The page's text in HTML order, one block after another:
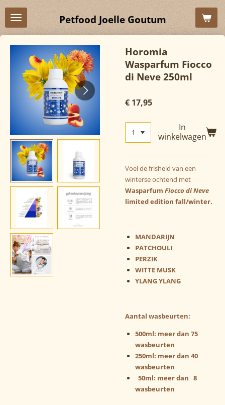
Ga
direct
hoofdinhoud
Petfood Joelle Goutum
Horomia
Wasparfum Fiocco
di Neve 250ml
€ 17,95
In
winkelwagen
Voel de frisheid van een
winterse ochtend met
Wasparfum Fiocco di Neve
limited edition fall/winter.
MANDARIJN
PATCHOULI
PERZIK
WITTE MUSK
YLANG YLANG
Aantal wasbeurten:
500ml: meer dan 75
wasbeurten
250ml: meer dan 40
wasbeurten
50ml: meer dan 8
wasbeurten